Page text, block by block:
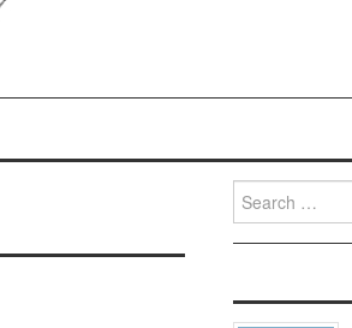
Search for: